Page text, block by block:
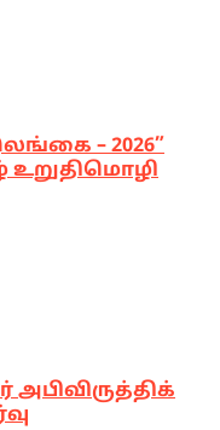
– 2026”
உறுதிமொழி
அபிவிருத்திக்